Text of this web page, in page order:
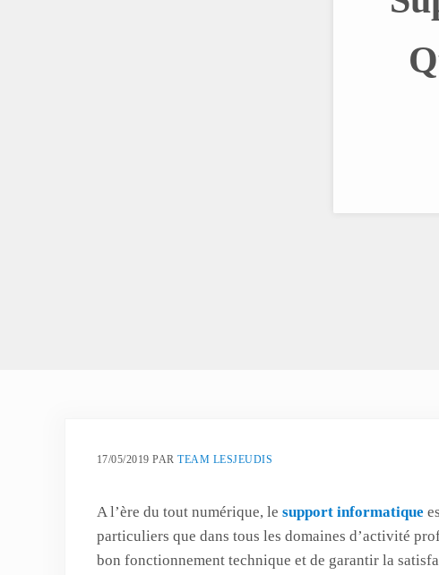
17/05/2019 PARTEAM LESJEUDIS
A l’ère du tout numérique, le support informatique
particuliers que dans tous les domaines d’activité
bon fonctionnement technique et de garantir la